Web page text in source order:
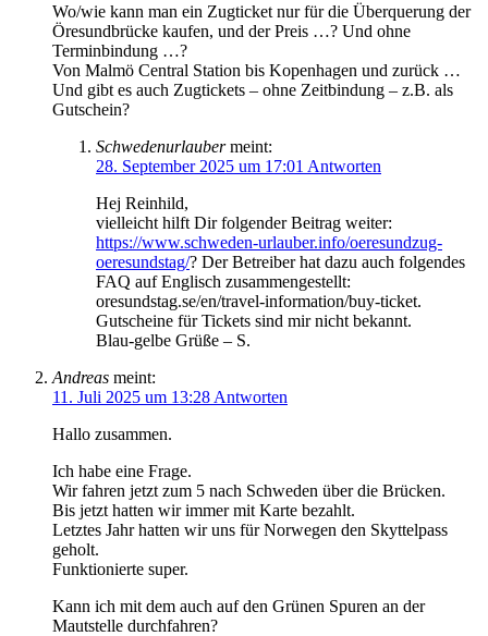
Wo/wie kann man ein Zugticket nur für die Überquerung der
Öresundbrücke kaufen, und der Preis …? Und ohne
Terminbindung …?
Von Malmö Central Station bis Kopenhagen und zurück …
Und gibt es auch Zugtickets – ohne Zeitbindung – z.B. als
Gutschein?
Schwedenurlauber meint:
28. September 2025 um 17:01 Antworten
Hej Reinhild,
vielleicht hilft Dir folgender Beitrag weiter:
https://www.schweden-urlauber.info/oeresundzug-
oeresundstag/? Der Betreiber hat dazu auch folgendes
FAQ auf Englisch zusammengestellt:
oresundstag.se/en/travel-information/buy-ticket.
Gutscheine für Tickets sind mir nicht bekannt.
Blau-gelbe Grüße – S.
Andreas meint:
11. Juli 2025 um 13:28 Antworten
Hallo zusammen.
Ich habe eine Frage.
Wir fahren jetzt zum 5 nach Schweden über die Brücken.
Bis jetzt hatten wir immer mit Karte bezahlt.
Letztes Jahr hatten wir uns für Norwegen den Skyttelpass
geholt.
Funktionierte super.
Kann ich mit dem auch auf den Grünen Spuren an der
Mautstelle durchfahren?